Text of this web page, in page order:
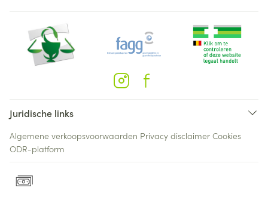
Juridische links
Algemene verkoopsvoorwaarden Privacy disclaimer Cookies
ODR-platform